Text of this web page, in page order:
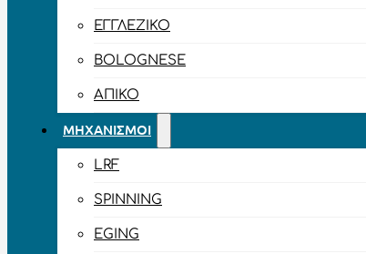
ΕΓΓΛΈΖΙΚΟ
BOLOGNESE
ΑΠΊΚΟ
ΜΗΧΑΝΙΣΜΟΊ
LRF
SPINNING
EGING